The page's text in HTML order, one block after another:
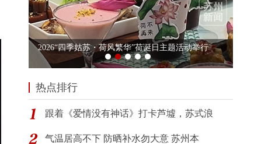
热点排行
跟着《爱情没有神话》打卡芦墟，苏式浪
气温居高不下 防晒补水勿大意 苏州本